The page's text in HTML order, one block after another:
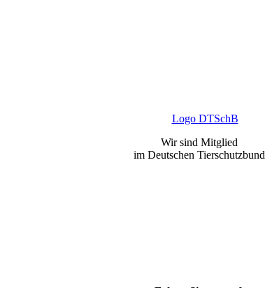
Wir sind Mitglied
im Deutschen Tierschutzbund